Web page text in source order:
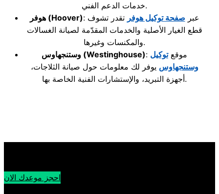
خدمات الدعم الفني.
هوفر(Hoover) : عبر صفحة توكيل هوفر تقدر تشوف
قطع الغيار الأصلية والخدمات المقدّمة لصيانة الغسالات
والمكنسات وغيرها.
وستنجهاوس (Westinghouse) : موقعتوكيل
وستنجهاوس يوفر لك معلومات حول صيانة الثلاجات،
أجهزة التبريد، والإستشارات الفنية الخاصة بها.
احجز موعدك الان